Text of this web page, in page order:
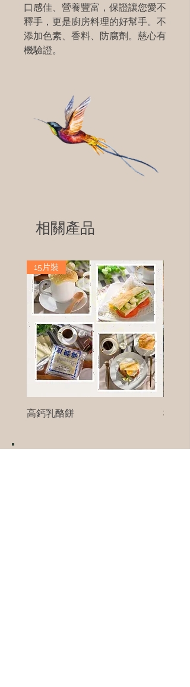
口感佳、營養豐富，保證讓您愛不
釋手，更是廚房料理的好幫手。不
添加色素、香料、防腐劑。慈心有
機驗證。
相關產品
15片裝
高鈣乳酪餅 樹葡萄